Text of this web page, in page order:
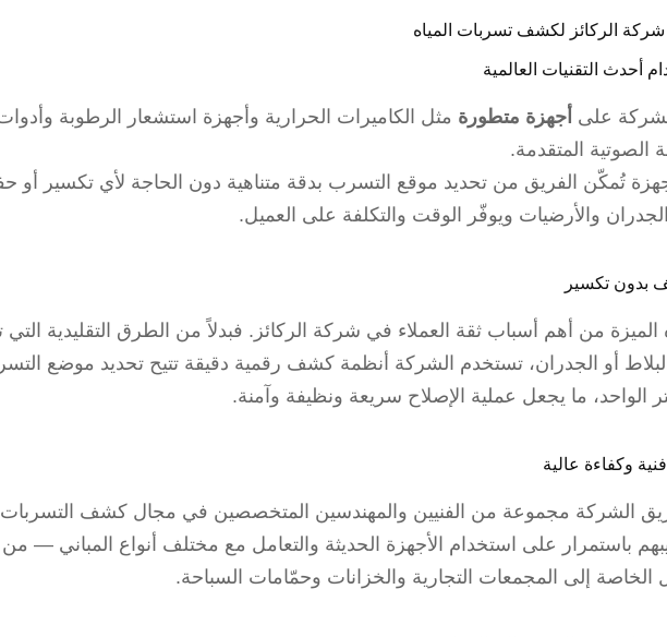
الركائز لكشف تسربات المياه
على أجهزة متطورة مثل الكاميرات الحرارية وأجهزة استشعار الرطوبة
الصوتية المتقدمة.
تُمكّن الفريق من تحديد موقع التسرب بدقة متناهية دون الحاجة لأي تكسير أو
والأرضيات ويوفّر الوقت والتكلفة على العميل.
الميزة من أهم أسباب ثقة العملاء في شركة الركائز. فبدلاً من الطرق التقليدية التي
أو الجدران، تستخدم الشركة أنظمة كشف رقمية دقيقة تتيح تحديد موضع
الواحد، ما يجعل عملية الإصلاح سريعة ونظيفة وآمنة.
الشركة مجموعة من الفنيين والمهندسين المتخصصين في مجال كشف التسربات
باستمرار على استخدام الأجهزة الحديثة والتعامل مع مختلف أنواع المباني — من
الخاصة إلى المجمعات التجارية والخزانات وحمّامات السباحة.